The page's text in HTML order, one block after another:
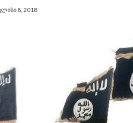
8, 2018